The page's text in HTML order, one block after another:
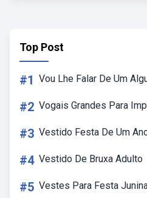
Top Post
#1 Vou Lhe Falar De Um
#2 Vogais Grandes Para
#3 Vestido Festa De Um
#4 Vestido De Bruxa Adulto
#5 Vestes Para Festa